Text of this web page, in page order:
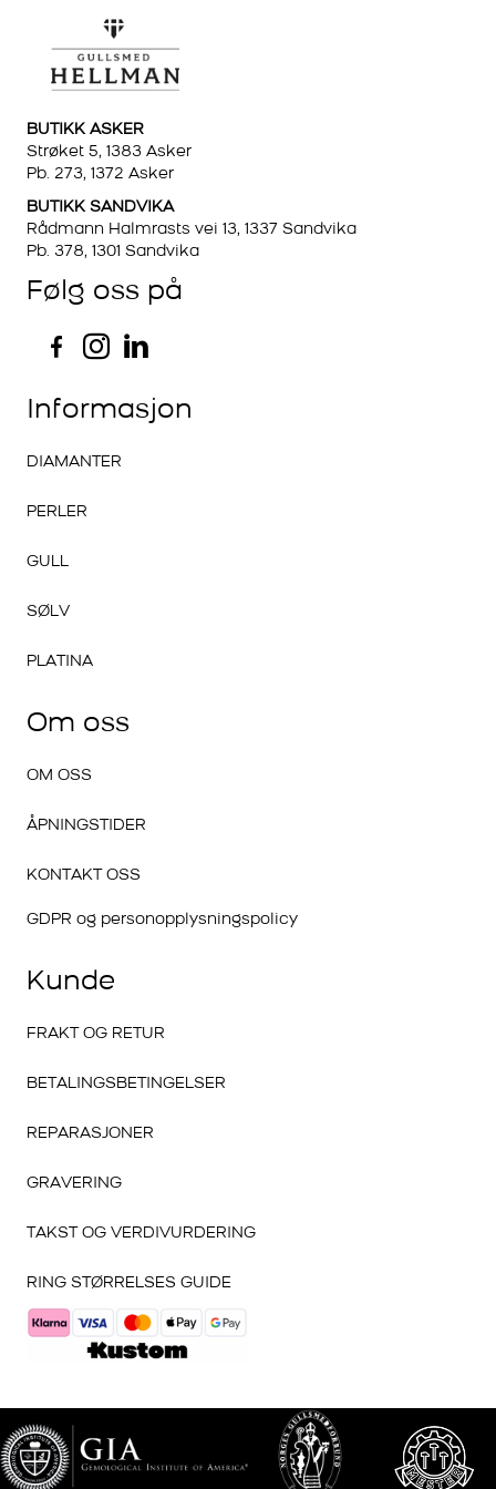
BUTIKK ASKER
Strøket 5, 1383 Asker
Pb. 273, 1372 Asker
BUTIKK SANDVIKA
Rådmann Halmrasts vei 13, 1337 Sandvika
Pb. 378, 1301 Sandvika
Følg oss på
Informasjon
DIAMANTER
PERLER
GULL
SØLV
PLATINA
Om oss
OM OSS
ÅPNINGSTIDER
KONTAKT OSS
GDPR og personopplysningspolicy
Kunde
FRAKT OG RETUR
BETALINGSBETINGELSER
REPARASJONER
GRAVERING
TAKST OG VERDIVURDERING
RING STØRRELSES GUIDE